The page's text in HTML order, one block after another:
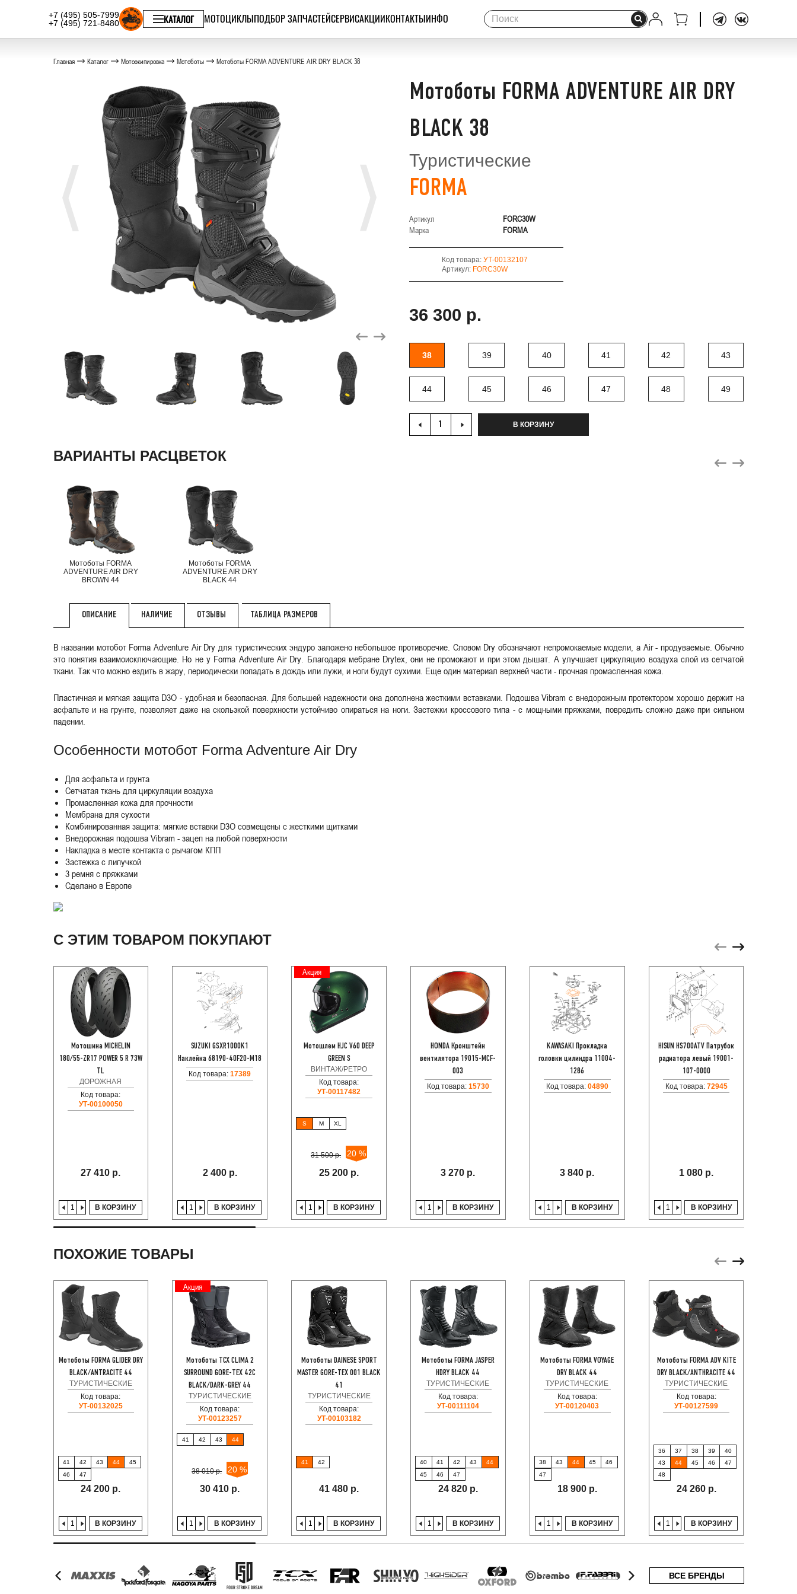
+7 (495) 505-7999
+7 (495) 721-8480
КАТАЛОГ МОТОЦИКЛЫПОДБОР ЗАПЧАСТЕЙСЕРВИСАКЦИИКОНТАКТЫИНФО
Главная Каталог Мотоэкипировка Мотоботы Мотоботы FORMA ADVENTURE AIR DRY BLACK 38
Мотоботы FORMA ADVENTURE AIR DRY
BLACK 38
Туристические
FORMA
Артикул
FORC30W
Марка
FORMA
Код товара: УТ-00132107
Артикул: FORC30W
36 300 р.
38 39 40 41 42 43
44 45 46 47 48 49
В КОРЗИНУ
ВАРИАНТЫ РАСЦВЕТОК
Мотоботы FORMA
ADVENTURE AIR DRY
BROWN 44
Мотоботы FORMA
ADVENTURE AIR DRY
BLACK 44
ОПИСАНИЕ НАЛИЧИЕ ОТЗЫВЫ ТАБЛИЦА РАЗМЕРОВ
В названии мотобот Forma Adventure Air Dry для туристических эндуро заложено небольшое противоречие. Словом Dry обозначают непромокаемые модели, а Air - продуваемые. Обычно
это понятия взаимоисключающие. Но не у Forma Adventure Air Dry. Благодаря мебране Drytex, они не промокают и при этом дышат. А улучшает циркуляцию воздуха слой из сетчатой
ткани. Так что можно ездить в жару, периодически попадать в дождь или лужи, и ноги будут сухими. Еще один материал верхней части - прочная промасленная кожа.
Пластичная и мягкая защита D3O - удобная и безопасная. Для большей надежности она дополнена жесткими вставками. Подошва Vibram с внедорожным протектором хорошо держит на
асфальте и на грунте, позволяет даже на скользкой поверхности устойчиво опираться на ноги. Застежки кроссового типа - с мощными пряжками, повредить сложно даже при сильном
падении.
Особенности мотобот Forma Adventure Air Dry
Для асфальта и грунта
Сетчатая ткань для циркуляции воздуха
Промасленная кожа для прочности
Мембрана для сухости
Комбинированная защита: мягкие вставки D3O совмещены с жесткими щитками
Внедорожная подошва Vibram - зацеп на любой поверхности
Накладка в месте контакта с рычагом КПП
Застежка с липучкой
3 ремня с пряжками
Сделано в Европе
С ЭТИМ ТОВАРОМ ПОКУПАЮТ
Мотошина MICHELIN
180/55-ZR17 POWER 5 R 73W
TL
ДОРОЖНАЯ
Код товара:
УТ-00100050
27 410 р.
В КОРЗИНУ
SUZUKI GSXR1000K1
Наклейка 68190-40F20-M18
Код товара:17389
2 400 р.
В КОРЗИНУ
Акция
Мотошлем HJC V60 DEEP
GREEN S
ВИНТАЖ/РЕТРО
Код товара:
УТ-00117482
S M XL
31 500 р. 20 %
25 200 р.
В КОРЗИНУ
HONDA Кронштейн
вентилятора 19015-MCF-
003
Код товара: 15730
3 270 р.
В КОРЗИНУ
KAWASAKI Прокладка
головки цилиндра 11004-
1286
Код товара: 04890
3 840 р.
В КОРЗИНУ
HISUN HS700ATV Патрубок
радиатора левый 19001-
107-0000
Код товара: 72945
1 080 р.
В КОРЗИНУ
ПОХОЖИЕ ТОВАРЫ
Мотоботы FORMA GLIDER DRY
BLACK/ANTRACITE 44
ТУРИСТИЧЕСКИЕ
Код товара:
УТ-00132025
41 42 43 44
45
46
47
24 200 р.
В КОРЗИНУ
Акция
Мотоботы TCX CLIMA 2
SURROUND GORE-TEX 42C
BLACK/DARK-GREY 44
ТУРИСТИЧЕСКИЕ
Код товара:
УТ-00123257
41 42 43 44
38 010 р. 20 %
30 410 р.
В КОРЗИНУ
Мотоботы DAINESE SPORT
MASTER GORE-TEX 001 BLACK
41
ТУРИСТИЧЕСКИЕ
Код товара:
УТ-00103182
41 42
41 480 р.
В КОРЗИНУ
Мотоботы FORMA JASPER
HDRY BLACK 44
ТУРИСТИЧЕСКИЕ
Код товара:
УТ-00111104
40 41 42 43
44
45
46 47
24 820 р.
В КОРЗИНУ
Мотоботы FORMA VOYAGE
DRY BLACK 44
ТУРИСТИЧЕСКИЕ
Код товара:
УТ-00120403
38 43 44 45
46
47
18 900 р.
В КОРЗИНУ
Мотоботы FORMA ADV KITE
DRY BLACK/ANTHRACITE 44
ТУРИСТИЧЕСКИЕ
Код товара:
УТ-00127599
36 37 38 39
40
43
44 45 46
47
48
24 260 р.
В КОРЗИНУ
ВСЕ БРЕНДЫ